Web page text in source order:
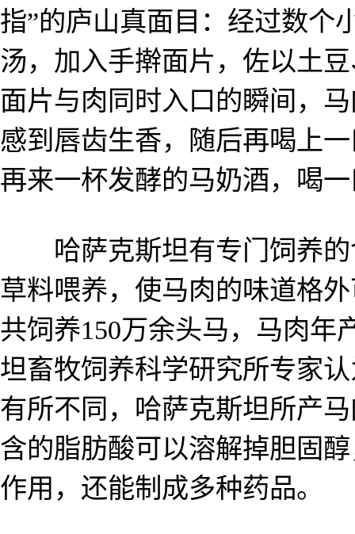
指”的庐山真面目：经过数个
汤，加入手擀面片，佐以土
面片与肉同时入口的瞬间，
感到唇齿生香，随后再喝上
再来一杯发酵的马奶酒，喝
哈萨克斯坦有专门饲养的
草料喂养，使马肉的味道格
共饲养150万余头马，马肉年
坦畜牧饲养科学研究所专家
有所不同，哈萨克斯坦所产
含的脂肪酸可以溶解掉胆固
作用，还能制成多种药品。